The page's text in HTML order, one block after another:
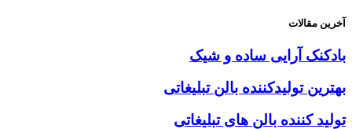
آخرین مقالات
بادکنک آرایی ساده و شیک
بهترین تولیدکننده بالن تبلیغاتی
تولید کننده بالن های تبلیغاتی